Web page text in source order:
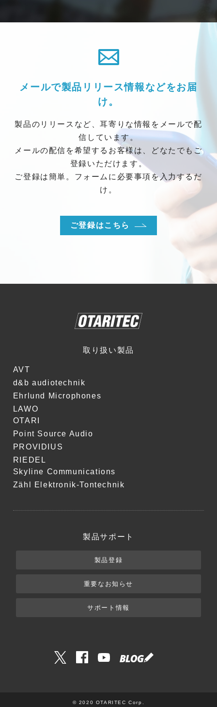
メールで製品リリース情報などをお届
け。
製品のリリースなど、耳寄りな情報をメールで配
信しています。
メールの配信を希望するお客様は、どなたでもご
登録いただけます。
ご登録は簡単。フォームに必要事項を入力するだ
け。
ご登録はこちら
取り扱い製品
AVT
d&b audiotechnik
Ehrlund Microphones
LAWO
OTARI
Point Source Audio
PROVIDIUS
RIEDEL
Skyline Communications
Zähl Elektronik-Tontechnik
製品サポート
製品登録
重要なお知らせ
サポート情報
© 2020 OTARITEC Corp.